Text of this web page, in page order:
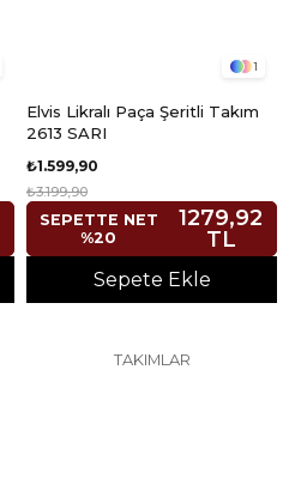
1
Elvis Likralı Paça Şeritli Takım
2613 SARI
₺1.599,90
₺3.199,90
SEPETTE NET
%20
1279,92
TL
Sepete Ekle
TAKIMLAR